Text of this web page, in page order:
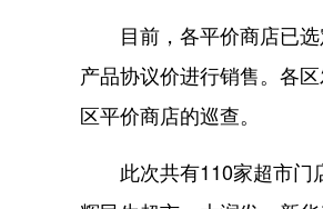
目前，各平价商店已选
产品协议价进行销售。各
区平价商店的巡查。
此次共有110家超市门